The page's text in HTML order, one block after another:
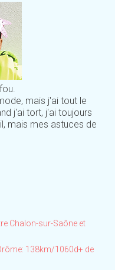
mais j'ai tout le
j'ai tort, j'ai toujours
mais mes astuces de
Chalon-sur-Saône et
138km/1060d+ de